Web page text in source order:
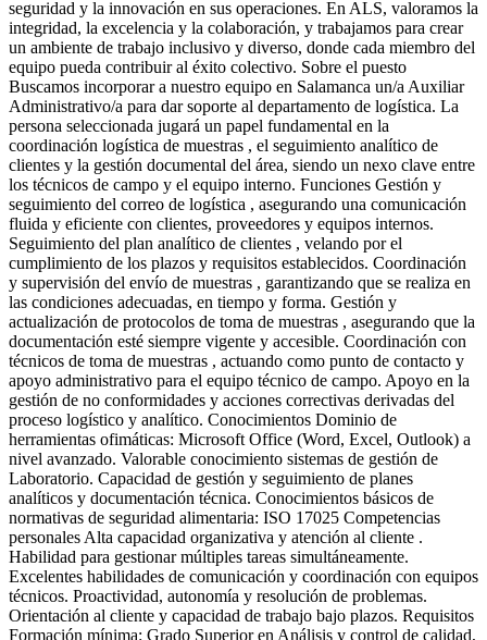
seguridad y la innovación en sus operaciones. En ALS, valoramos la
integridad, la excelencia y la colaboración, y trabajamos para crear
un ambiente de trabajo inclusivo y diverso, donde cada miembro del
equipo pueda contribuir al éxito colectivo. Sobre el puesto
Buscamos incorporar a nuestro equipo en Salamanca un/a Auxiliar
Administrativo/a para dar soporte al departamento de logística. La
persona seleccionada jugará un papel fundamental en la
coordinación logística de muestras , el seguimiento analítico de
clientes y la gestión documental del área, siendo un nexo clave entre
los técnicos de campo y el equipo interno. Funciones Gestión y
seguimiento del correo de logística , asegurando una comunicación
fluida y eficiente con clientes, proveedores y equipos internos.
Seguimiento del plan analítico de clientes , velando por el
cumplimiento de los plazos y requisitos establecidos. Coordinación
y supervisión del envío de muestras , garantizando que se realiza en
las condiciones adecuadas, en tiempo y forma. Gestión y
actualización de protocolos de toma de muestras , asegurando que la
documentación esté siempre vigente y accesible. Coordinación con
técnicos de toma de muestras , actuando como punto de contacto y
apoyo administrativo para el equipo técnico de campo. Apoyo en la
gestión de no conformidades y acciones correctivas derivadas del
proceso logístico y analítico. Conocimientos Dominio de
herramientas ofimáticas: Microsoft Office (Word, Excel, Outlook) a
nivel avanzado. Valorable conocimiento sistemas de gestión de
Laboratorio. Capacidad de gestión y seguimiento de planes
analíticos y documentación técnica. Conocimientos básicos de
normativas de seguridad alimentaria: ISO 17025 Competencias
personales Alta capacidad organizativa y atención al cliente .
Habilidad para gestionar múltiples tareas simultáneamente.
Excelentes habilidades de comunicación y coordinación con equipos
técnicos. Proactividad, autonomía y resolución de problemas.
Orientación al cliente y capacidad de trabajo bajo plazos. Requisitos
Formación mínima: Grado Superior en Análisis y control de calidad,